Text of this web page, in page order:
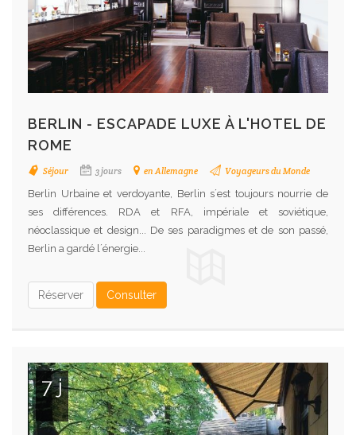
BERLIN - ESCAPADE LUXE À L'HOTEL DE
ROME
Séjour 3 jours en Allemagne Voyageurs du Monde
Berlin Urbaine et verdoyante, Berlin s´est toujours nourrie de
ses différences. RDA et RFA, impériale et soviétique,
néoclassique et design... De ses paradigmes et de son passé,
Berlin a gardé l´énergie...
Réserver Consulter
7 j